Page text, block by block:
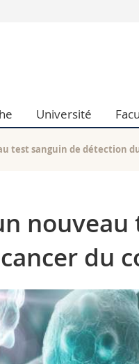
Lettres et sciences
Sciences de l'éducation
Sciences et médecine
Interfacultaire
Université
test sanguin de détection
du